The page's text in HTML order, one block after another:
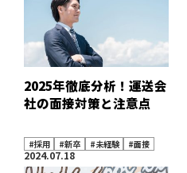
2025年徹底分析！運送会
社の面接対策と注意点
#採用 #新卒 #未経験 #面接
2024.07.18